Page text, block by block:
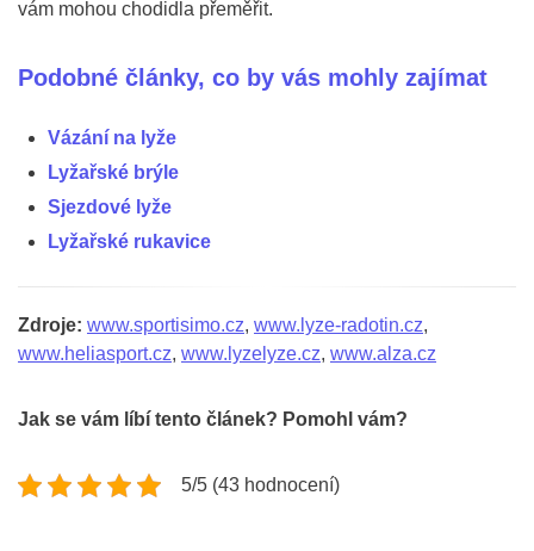
vám mohou chodidla přeměřit.
Podobné články, co by vás mohly zajímat
Vázání na lyže
Lyžařské brýle
Sjezdové lyže
Lyžařské rukavice
Zdroje: www.sportisimo.cz, www.lyze-radotin.cz,
www.heliasport.cz, www.lyzelyze.cz, www.alza.cz
Jak se vám líbí tento článek? Pomohl vám?
5/5 (43 hodnocení)